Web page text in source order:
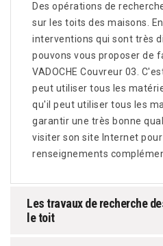
Des opérations de
sur les toits des maisons.
interventions qui sont très
pouvons vous proposer de
VADOCHE Couvreur 03.
peut utiliser tous les
qu'il peut utiliser tous les
garantir une très bonne
visiter son site Internet
renseignements
Les travaux de recherche
le toit